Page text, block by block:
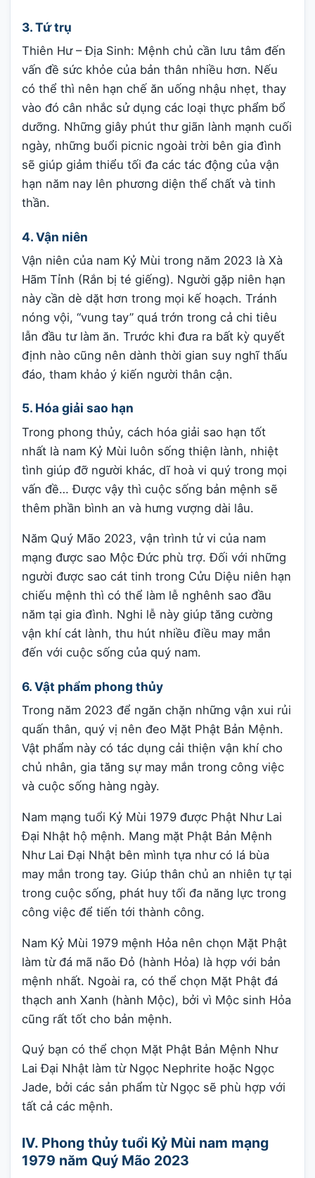
3. Tứ trụ
Thiên Hư – Địa Sinh: Mệnh chủ cần lưu tâm đến
vấn đề sức khỏe của bản thân nhiều hơn. Nếu
có thể thì nên hạn chế ăn uống nhậu nhẹt, thay
vào đó cân nhắc sử dụng các loại thực phẩm bổ
dưỡng. Những giây phút thư giãn lành mạnh cuối
ngày, những buổi picnic ngoài trời bên gia đình
sẽ giúp giảm thiểu tối đa các tác động của vận
hạn năm nay lên phương diện thể chất và tinh
thần.
4. Vận niên
Vận niên của nam Kỷ Mùi trong năm 2023 là Xà
Hãm Tỉnh (Rắn bị té giếng). Người gặp niên hạn
này cần dè dặt hơn trong mọi kế hoạch. Tránh
nóng vội, “vung tay” quá trớn trong cả chi tiêu
lẫn đầu tư làm ăn. Trước khi đưa ra bất kỳ quyết
định nào cũng nên dành thời gian suy nghĩ thấu
đáo, tham khảo ý kiến người thân cận.
5. Hóa giải sao hạn
Trong phong thủy, cách hóa giải sao hạn tốt
nhất là nam Kỷ Mùi luôn sống thiện lành, nhiệt
tình giúp đỡ người khác, dĩ hoà vi quý trong mọi
vấn đề… Được vậy thì cuộc sống bản mệnh sẽ
thêm phần bình an và hưng vượng dài lâu.
Năm Quý Mão 2023, vận trình tử vi của nam
mạng được sao Mộc Đức phù trợ. Đối với những
người được sao cát tinh trong Cửu Diệu niên hạn
chiếu mệnh thì có thể làm lễ nghênh sao đầu
năm tại gia đình. Nghi lễ này giúp tăng cường
vận khí cát lành, thu hút nhiều điều may mắn
đến với cuộc sống của quý nam.
6. Vật phẩm phong thủy
Trong năm 2023 để ngăn chặn những vận xui rủi
quấn thân, quý vị nên đeo Mặt Phật Bản Mệnh.
Vật phẩm này có tác dụng cải thiện vận khí cho
chủ nhân, gia tăng sự may mắn trong công việc
và cuộc sống hàng ngày.
Nam mạng tuổi Kỷ Mùi 1979 được Phật Như Lai
Đại Nhật hộ mệnh. Mang mặt Phật Bản Mệnh
Như Lai Đại Nhật bên mình tựa như có lá bùa
may mắn trong tay. Giúp thân chủ an nhiên tự tại
trong cuộc sống, phát huy tối đa năng lực trong
công việc để tiến tới thành công.
Nam Kỷ Mùi 1979 mệnh Hỏa nên chọn Mặt Phật
làm từ đá mã não Đỏ (hành Hỏa) là hợp với bản
mệnh nhất. Ngoài ra, có thể chọn Mặt Phật đá
thạch anh Xanh (hành Mộc), bởi vì Mộc sinh Hỏa
cũng rất tốt cho bản mệnh.
Quý bạn có thể chọn Mặt Phật Bản Mệnh Như
Lai Đại Nhật làm từ Ngọc Nephrite hoặc Ngọc
Jade, bởi các sản phẩm từ Ngọc sẽ phù hợp với
tất cả các mệnh.
IV. Phong thủy tuổi Kỷ Mùi nam mạng
1979 năm Quý Mão 2023